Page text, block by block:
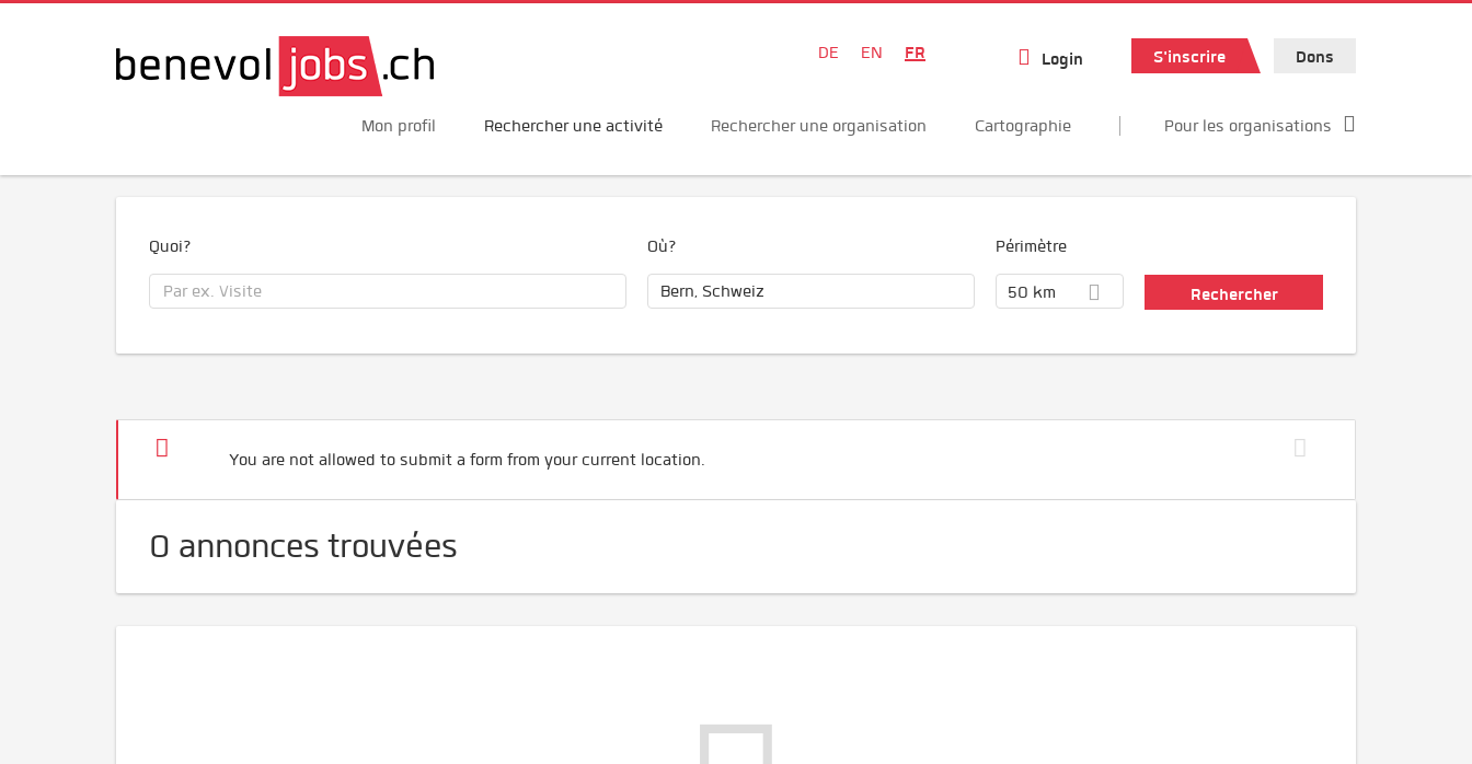
DE EN FR Login S'inscrire Dons
Mon profil Rechercher une activité Rechercher une organisation Cartographie Pour les organisations
Quoi? Où? Périmètre
50 km
You are not allowed to submit a form from your current location.
0 annonces trouvées